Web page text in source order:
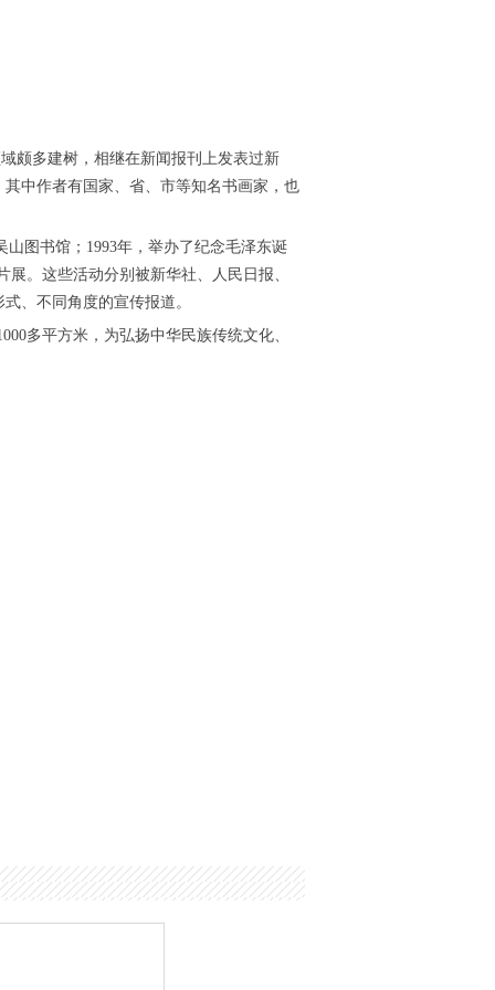
颇多建树，相继在新闻报刊上发表过新
中作者有国家、省、市等知名书画家，也
图书馆；1993年，举办了纪念毛泽东诞
展。这些活动分别被新华社、人民日报、
、不同角度的宣传报道。
多平方米，为弘扬中华民族传统文化、